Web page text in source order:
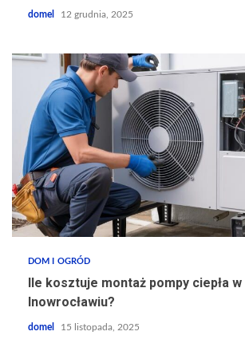
domel 12 grudnia, 2025
DOM I OGRÓD
Ile kosztuje montaż pompy ciepła w
Inowrocławiu?
domel 15 listopada, 2025